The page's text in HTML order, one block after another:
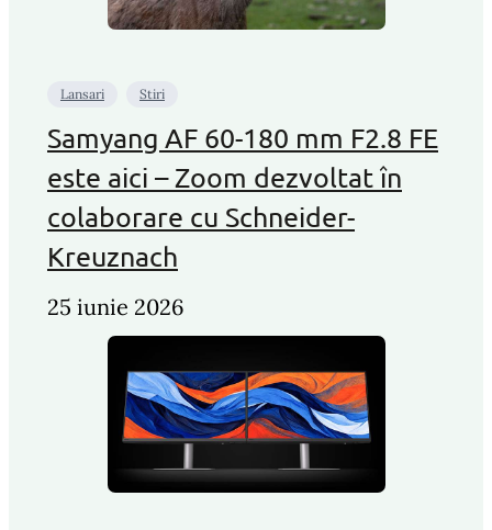
Lansari Stiri
Samyang AF 60-180 mm F2.8 FE
este aici – Zoom dezvoltat în
colaborare cu Schneider-
Kreuznach
25 iunie 2026